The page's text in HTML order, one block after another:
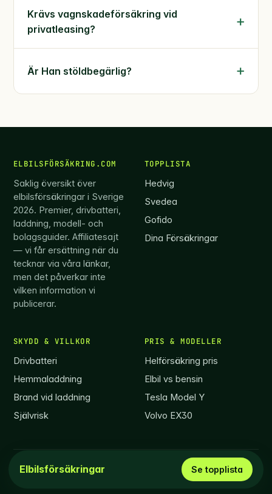
Krävs vagnskadeförsäkring vid
privatleasing?
Är Han stöldbegärlig?
Elbilsförsäkringar Se topplista
ELBILSFÖRSÄKRING.COM
Saklig översikt över
elbilsförsäkringar i Sverige
2026. Premier, drivbatteri,
laddning, modell- och
bolagsguider. Affiliatesajt
— vi får ersättning när du
tecknar via våra länkar,
men det påverkar inte
vilken information vi
publicerar.
TOPPLISTA
Hedvig
Svedea
Gofido
Dina Försäkringar
SKYDD & VILLKOR
Drivbatteri
Hemmaladdning
Brand vid laddning
Självrisk
PRIS & MODELLER
Helförsäkring pris
Elbil vs bensin
Tesla Model Y
Volvo EX30
© 2026 Elbilsförsäkring.com ·
info@elbilsförsäkring.com
Vi reserverar oss för eventuella informationsfel.